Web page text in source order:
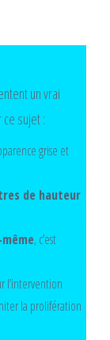
un vrai
sujet :
grise et
de hauteur
, c’est
l’intervention
la prolifération